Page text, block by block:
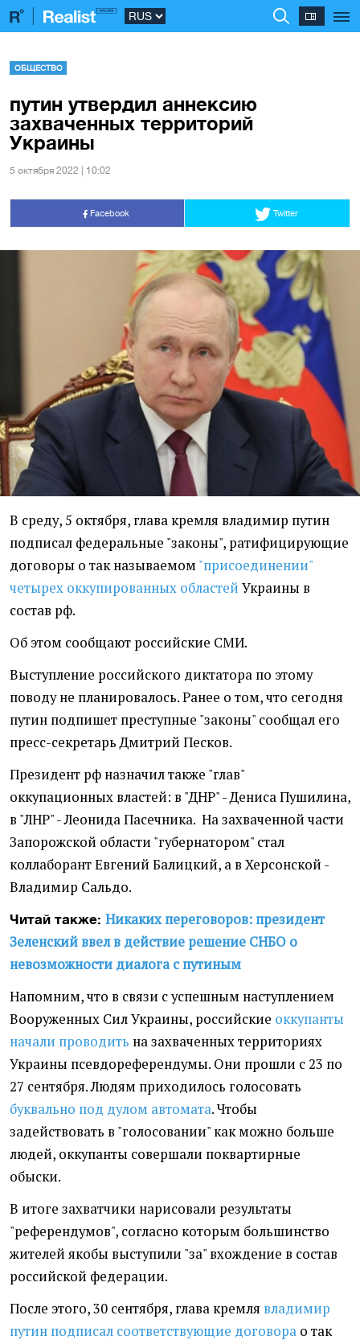
ОБЩЕСТВО
путин утвердил аннексию
захваченных территорий
Украины
5 октября 2022 | 10:02
Facebook Twitter
В среду, 5 октября, глава кремля владимир путин
подписал федеральные "законы", ратифицирующие
договоры о так называемом"присоединении"
четырех оккупированных областей Украины в
состав рф.
Об этом сообщают российские СМИ.
Выступление российского диктатора по этому
поводу не планировалось. Ранее о том, что сегодня
путин подпишет преступные "законы" сообщал его
пресс-секретарь Дмитрий Песков.
Президент рф назначил также "глав"
оккупационных властей: в "ДНР" - Дениса Пушилина,
в "ЛНР" - Леонида Пасечника. На захваченной части
Запорожской области "губернатором" стал
коллаборант Евгений Балицкий, а в Херсонской -
Владимир Сальдо.
Читай также: Никаких переговоров: президент
Зеленский ввел в действие решение СНБО о
невозможности диалога с путиным
Напомним, что в связи с успешным наступлением
Вооруженных Сил Украины, российские оккупанты
начали проводить на захваченных территориях
Украины псевдореферендумы. Они прошли с 23 по
27 сентября. Людям приходилось голосовать
буквально под дулом автомата. Чтобы
задействовать в "голосовании" как можно больше
людей, оккупанты совершали поквартирные
обыски.
В итоге захватчики нарисовали результаты
"референдумов", согласно которым большинство
жителей якобы выступили "за" вхождение в состав
российской федерации.
После этого, 30 сентября, глава кремля владимир
путин подписал соответствующие договора о так